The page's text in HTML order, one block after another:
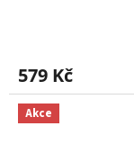
579 Kč
Akce